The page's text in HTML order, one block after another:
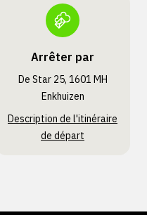
Arrêter par
De Star 25, 1601 MH
Enkhuizen
Description de l'itinéraire
de départ